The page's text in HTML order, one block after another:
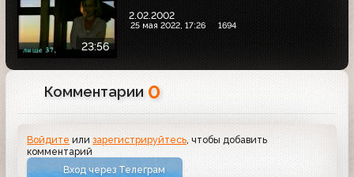
23:56
2.02.2002
25 мая 2022, 17:26 1694
Комментарии 0
Войдите илизарегистрируйтесь, чтобы добавить
комментарий
Вход через Телеграм